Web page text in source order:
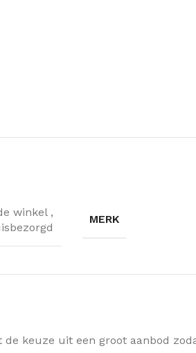
winkel ,
MERK
keuze uit een groot aanbod